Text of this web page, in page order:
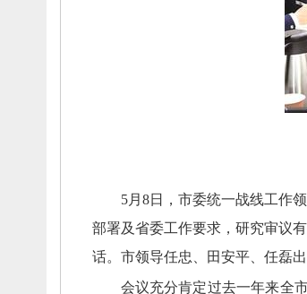
5月8日， 市委统一战线工作
部署及省委工作要求， 研究审议
话。 市领导任忠、 田安平、 任磊出
会议充分肯定过去一年来全